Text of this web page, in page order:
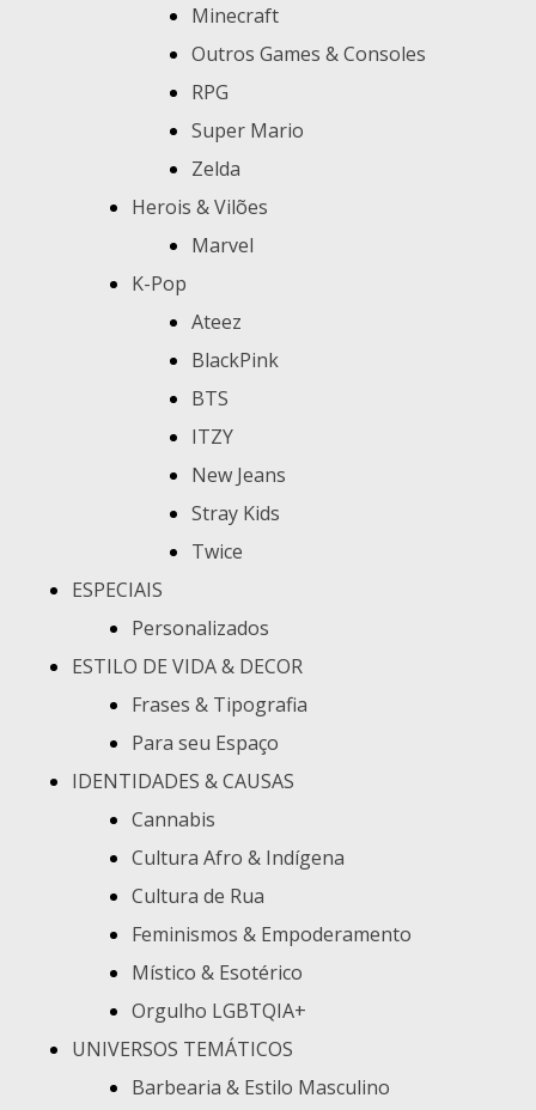
Minecraft
Outros Games & Consoles
RPG
Super Mario
Zelda
Herois & Vilões
Marvel
K-Pop
Ateez
BlackPink
BTS
ITZY
New Jeans
Stray Kids
Twice
ESPECIAIS
Personalizados
ESTILO DE VIDA & DECOR
Frases & Tipografia
Para seu Espaço
IDENTIDADES & CAUSAS
Cannabis
Cultura Afro & Indígena
Cultura de Rua
Feminismos & Empoderamento
Místico & Esotérico
Orgulho LGBTQIA+
UNIVERSOS TEMÁTICOS
Barbearia & Estilo Masculino